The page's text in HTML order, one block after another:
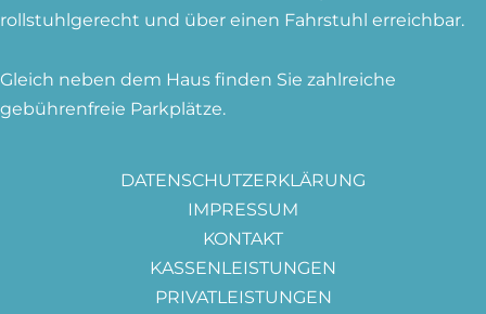
rollstuhlgerecht und über einen Fahrstuhl erreichbar.
Gleich neben dem Haus finden Sie zahlreiche
gebührenfreie Parkplätze.
DATENSCHUTZERKLÄRUNG
IMPRESSUM
KONTAKT
KASSENLEISTUNGEN
PRIVATLEISTUNGEN